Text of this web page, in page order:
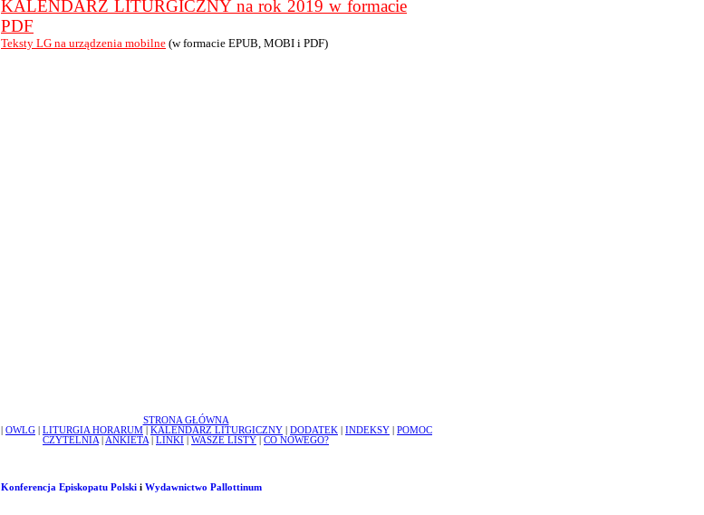
KALENDARZ LITURGICZNY na rok 2019 w formacie
PDF
Teksty LG na urządzenia mobilne (w formacie EPUB, MOBI i PDF)
STRONA GŁÓWNA
OWLG LITURGIA HORARUM KALENDARZ LITURGICZNY DODATEK INDEKSY
POMOC
CZYTELNIA
ANKIETA LINKI WASZE LISTY CO NOWEGO?
Konferencja Episkopatu Polskii Wydawnictwo Pallottinum